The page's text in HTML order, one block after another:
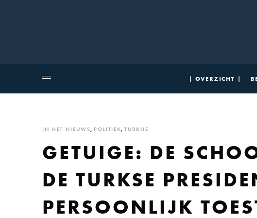
| OVERZICHT |
IN HET NIEUWS, POLITIEK, TURKIJE
GETUIGE: DE
DE TURKSE
PERSOONLIJK